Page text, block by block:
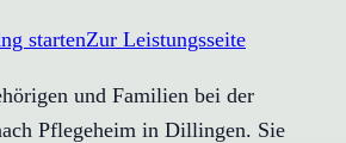
startenZur Leistungsseite
und Familien bei der
Pflegeheim in Dillingen. Sie